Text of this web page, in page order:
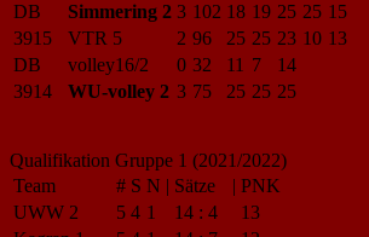
DB
Simmering 2 3 102 18 19 25 25 15
3915
VTR 5 2 96 25 25 23 10 13
DB
volley16/2 0 32 11 7
14
3914
WU-volley 2 3 75 25 25 25
Qualifikation Gruppe 1 (2021/2022)
Team
# S N | Sätze | PNK
UWW 2
5 4 1 14 : 4
13